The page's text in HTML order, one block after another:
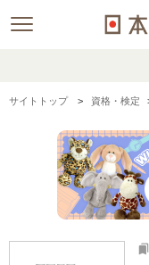
サイトトップ 資格・検定
bookmarks